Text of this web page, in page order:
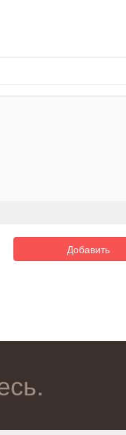
Добавить